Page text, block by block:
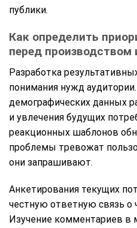
публики.
Как определить
перед
Разработка
понимания нужд
демографических данных
и увлечения будущих
реакционных шаблонов
проблемы тревожат
они запрашивают.
Анкетирования текущих
честную ответную связь о
Изучение комментариев в